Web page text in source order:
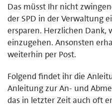
Das müsst Ihr nicht
der SPD in der Verwaltung
ersparen. Herzlichen Dank,
einzugehen. Ansonsten
weiterhin per Post.
Folgend findet ihr die
Anleitung zur An- und
das in letzter Zeit auch oft